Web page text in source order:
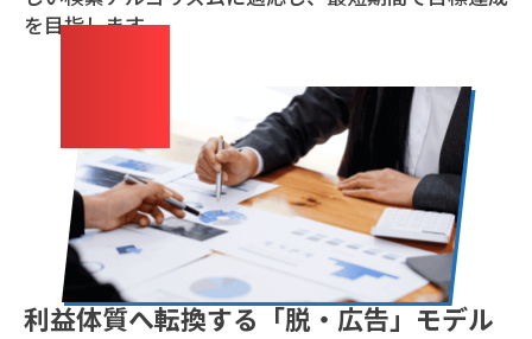
を目指します。
利益体質へ転換する「脱・広告」モデル